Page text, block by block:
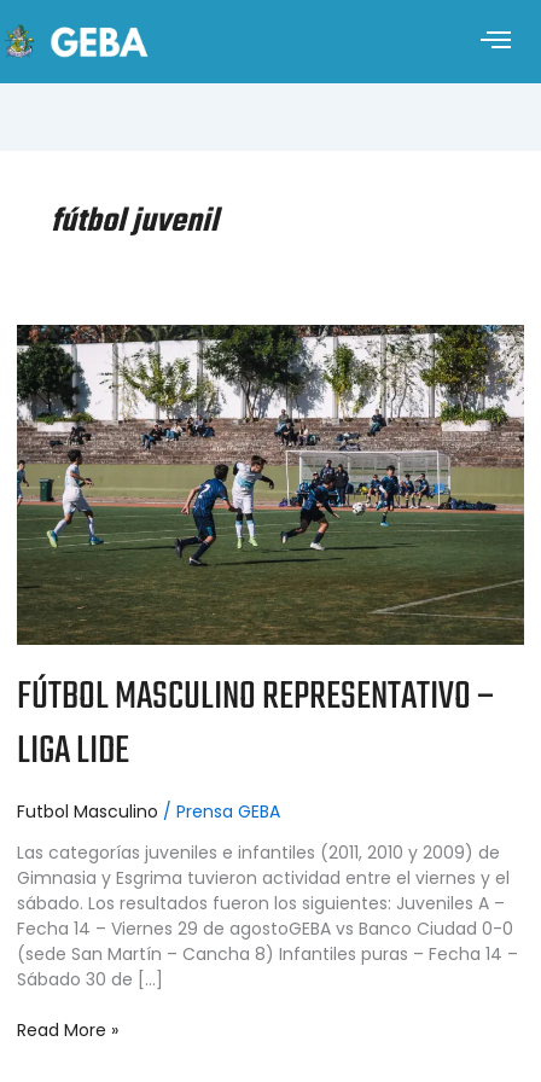
fútbol juvenil
FÚTBOL MASCULINO REPRESENTATIVO –
LIGA LIDE
Futbol Masculino / Prensa GEBA
Las categorías juveniles e infantiles (2011, 2010 y 2009) de
Gimnasia y Esgrima tuvieron actividad entre el viernes y el
sábado. Los resultados fueron los siguientes: Juveniles A –
Fecha 14 – Viernes 29 de agostoGEBA vs Banco Ciudad 0-0
(sede San Martín – Cancha 8) Infantiles puras – Fecha 14 –
Sábado 30 de […]
FÚTBOL
MASCULINO
REPRESENTATIVO
–
LIGA
LIDE
Read More »